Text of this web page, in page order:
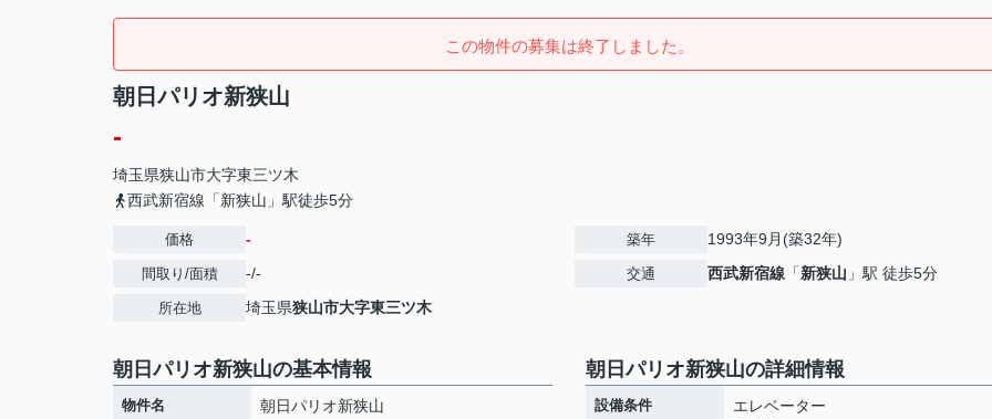
この物件の募集は終了しました。
朝日パリオ新狭山
-
埼玉県狭山市大字東三ツ木
西武新宿線「新狭山」駅徒歩5分
価格 -
間取り/面積 -/-
所在地 埼玉県狭山市大字東三ツ木
築年 1993年9月(築32年)
交通 西武新宿線 「新狭山 」駅 徒歩5分
朝日パリオ新狭山の基本情報
物件名 朝日パリオ新狭山
朝日パリオ新狭山の詳細情報
設備条件
エレベーター